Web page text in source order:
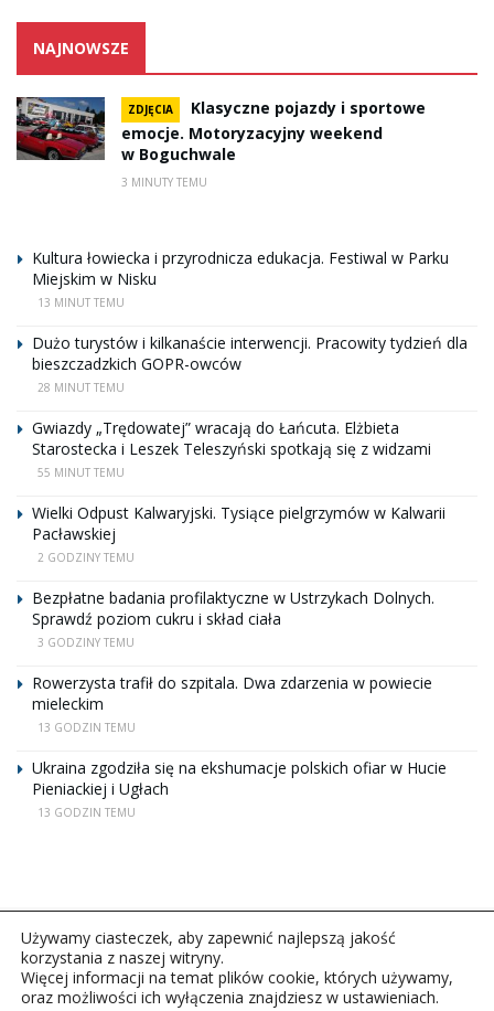
NAJNOWSZE
ZDJĘCIA
Klasyczne pojazdy i sportowe
emocje. Motoryzacyjny weekend
w Boguchwale
3 MINUTY TEMU
Kultura łowiecka i przyrodnicza edukacja. Festiwal w Parku
Miejskim w Nisku
13 MINUT TEMU
Dużo turystów i kilkanaście interwencji. Pracowity tydzień dla
bieszczadzkich GOPR-owców
28 MINUT TEMU
Gwiazdy „Trędowatej” wracają do Łańcuta. Elżbieta
Starostecka i Leszek Teleszyński spotkają się z widzami
55 MINUT TEMU
Wielki Odpust Kalwaryjski. Tysiące pielgrzymów w Kalwarii
Pacławskiej
2 GODZINY TEMU
Bezpłatne badania profilaktyczne w Ustrzykach Dolnych.
Sprawdź poziom cukru i skład ciała
3 GODZINY TEMU
Rowerzysta trafił do szpitala. Dwa zdarzenia w powiecie
mieleckim
13 GODZIN TEMU
Ukraina zgodziła się na ekshumacje polskich ofiar w Hucie
Pieniackiej i Ugłach
13 GODZIN TEMU
Używamy ciasteczek, aby zapewnić najlepszą jakość
korzystania z naszej witryny.
Więcej informacji na temat plików cookie, których używamy,
oraz możliwości ich wyłączenia znajdziesz w ustawieniach.